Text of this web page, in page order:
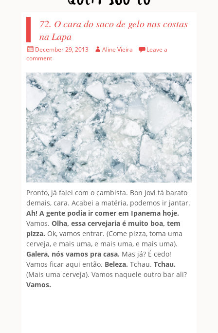
72. O cara do saco de gelo nas costas
na Lapa
Posted
on
December 29, 2013 Author
Aline Vieira
Leave a
comment
Pronto, já falei com o cambista. Bon Jovi tá barato
demais, cara. Acabei a matéria, podemos ir jantar.
Ah! A gente podia ir comer em Ipanema hoje.
Vamos. Olha, essa cervejaria é muito boa, tem
pizza. Ok, vamos entrar. (Come pizza, toma uma
cerveja, e mais uma, e mais uma, e mais uma).
Galera, nós vamos pra casa. Mas já? É cedo!
Vamos ficar aqui então. Beleza. Tchau. Tchau.
(Mais uma cerveja). Vamos naquele outro bar ali?
Vamos.